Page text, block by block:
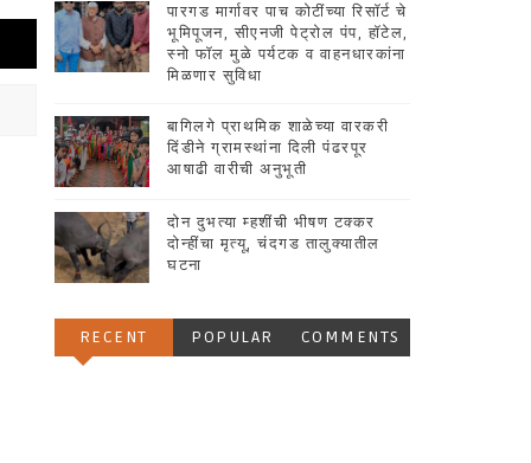
पारगड मार्गावर पाच कोटींच्या रिसॉर्ट चे
भूमिपूजन, सीएनजी पेट्रोल पंप, हॉटेल,
स्नो फॉल मुळे पर्यटक व वाहनधारकांना
मिळणार सुविधा
बागिलगे प्राथमिक शाळेच्या वारकरी
दिंडीने ग्रामस्थांना दिली पंढरपूर
आषाढी वारीची अनुभूती
दोन दुभत्या म्हशींची भीषण टक्कर
दोन्हींचा मृत्यू, चंदगड तालुक्यातील
घटना
RECENT POPULAR COMMENTS